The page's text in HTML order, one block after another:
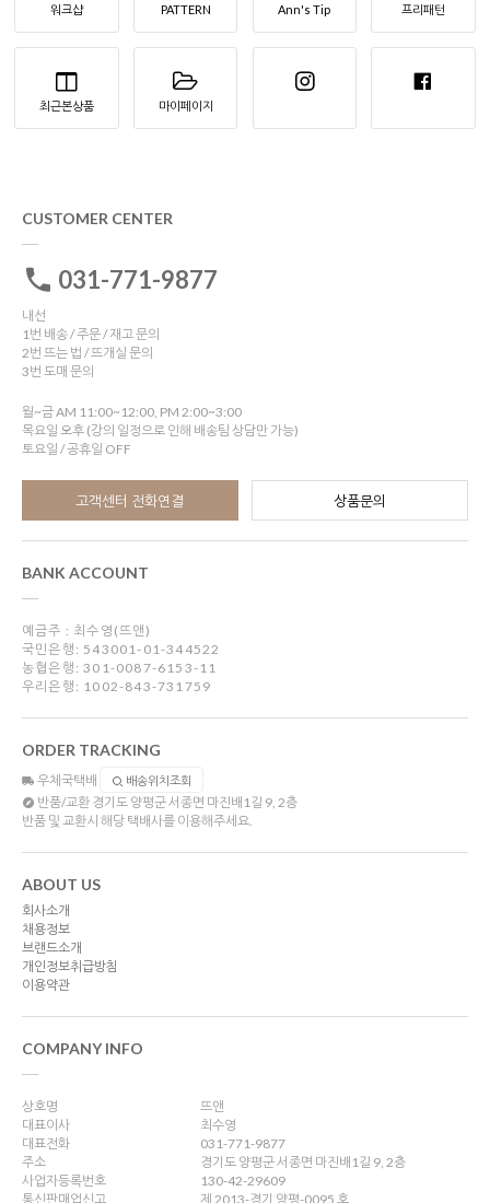
워크샵 PATTERN Ann's Tip 프리패턴
최근본상품 마이페이지
CUSTOMER CENTER
031-771-9877
내선
1번 배송 / 주문 / 재고 문의
2번 뜨는 법 / 뜨개실 문의
3번 도매 문의
월~금 AM 11:00~12:00, PM 2:00~3:00
목요일 오후 (강의 일정으로 인해 배송팀 상담만 가능)
토요일 / 공휴일 OFF
고객센터 전화연결 상품문의
BANK ACCOUNT
예금주 : 최수영(뜨앤)
국민은행: 543001-01-344522
농협은행: 301-0087-6153-11
우리은행: 1002-843-731759
ORDER TRACKING
우체국택배 배송위치조회
반품/교환 경기도 양평군 서종면 마진배1길 9, 2층
반품 및 교환시 해당 택배사를 이용해주세요.
ABOUT US
회사소개
채용정보
브랜드소개
개인정보취급방침
이용약관
COMPANY INFO
상호명
뜨앤
대표이사
최수영
대표전화
031-771-9877
주소
경기도 양평군 서종면 마진배1길 9, 2층
사업자등록번호
130-42-29609
통신판매업신고
제 2013-경기 양평-0095 호